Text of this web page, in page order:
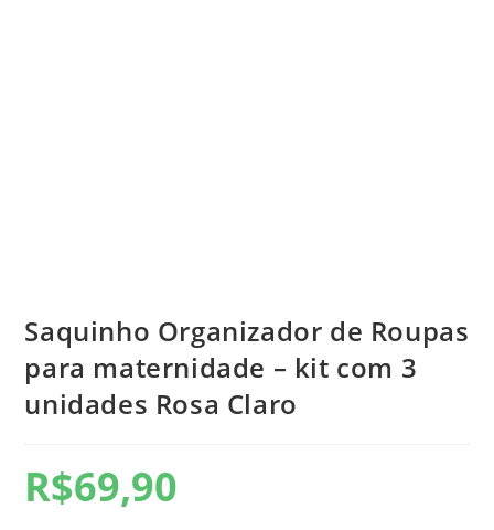
Saquinho Organizador de Roupas
para maternidade – kit com 3
unidades Rosa Claro
R$69,90